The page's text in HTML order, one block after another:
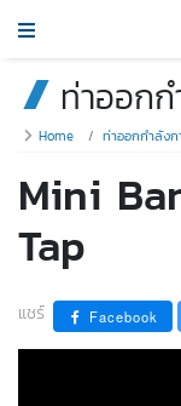
ท่าออก
Home ท่าออกกำลังก
Mini
Tap
แชร์ Facebook